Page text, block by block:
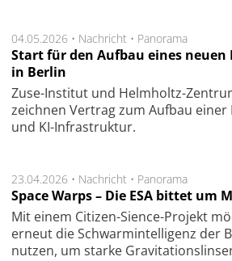
04.05.2026 • Nachricht • Panorama
Start für den Aufbau eines neuen
in Berlin
Zuse-Insti­tut und Helm­holtz-
zeich­nen Ver­trag zum Auf­bau einer
und KI-Infra­struk­tur.
23.04.2026 • Nachricht • Panorama
Space Warps – Die ESA bittet um
Mit einem Citizen-Sience-Projekt
erneut die Schwarmintelligenz der
nutzen, um starke